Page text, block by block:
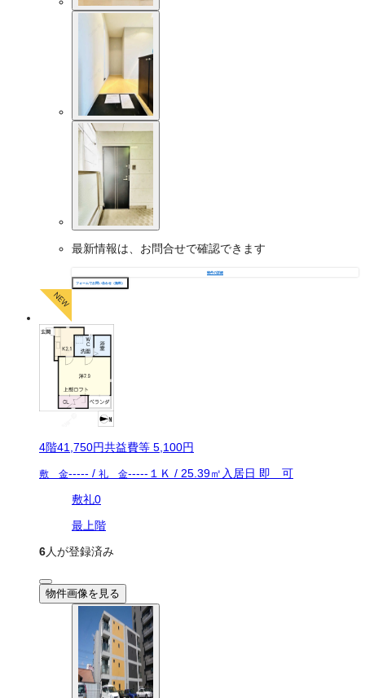
最新情報は、お問合せで確認できます
物件の詳細
フォームでお問い合わせ（無料）
4階41,750円共益費等 5,100円
敷 金----- / 礼 金----- １Ｋ / 25.39㎡ 入居日 即 可
敷礼0
最上階
6人が登録済み
物件画像を見る